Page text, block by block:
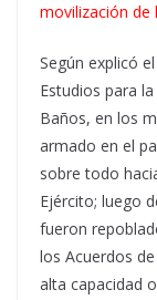
movilización de
Según explicó
Estudios para
Baños, en los
armado en el
sobre todo
Ejército; luego
fueron
los Acuerdos
alta capacidad